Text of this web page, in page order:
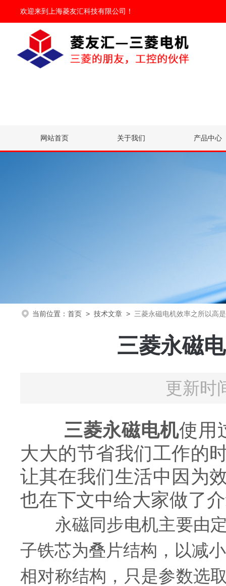
欢迎来到 上海菱友汇科技有限公司 ！
网站首页 关于我们 产品中心
当前位置： 首页 > 技术文章 > 三菱永磁电机效率之所以高
三菱永磁
更新时
三菱永磁电机使用
大大的节省我们工作的
让其在我们生活中因为
也在下文中给大家做了
永磁同步电机主要由定
子铁芯为叠片结构，以减
相对称结构，只是参数选